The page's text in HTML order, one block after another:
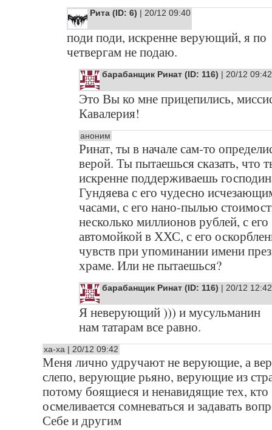
Рита (ID: 6) | 20/12 09:40
поди поди, искренне верующий, я по
четвергам не подаю.
барабанщик Ринат (ID: 116) | 20/12 09:42
Это Вы ко мне прицепились,
Кавалерия!
аноним
Ринат, ты в начале сам-то
верой. Ты пытаешься сказать, что
искренне поддерживаешь
Гундяева с его чудесно
часами, с его нано-пылью
несколько миллионов рублей, с его
автомойкой в ХХС, с его
чувств при упоминании имени
храме. Или не пытаешься?
барабанщик Ринат (ID: 116) | 20/12 12:42
Я неверующий ))) и мусульманин
нам татарам все равно.
ха-ха | 20/12 09:42
Меня лично удручают не верующие, а
слепо, верующие рьяно, верующие из
потому боящиеся и ненавидящие тех, кто
осмеливается сомневаться и задавать
Себе и другим